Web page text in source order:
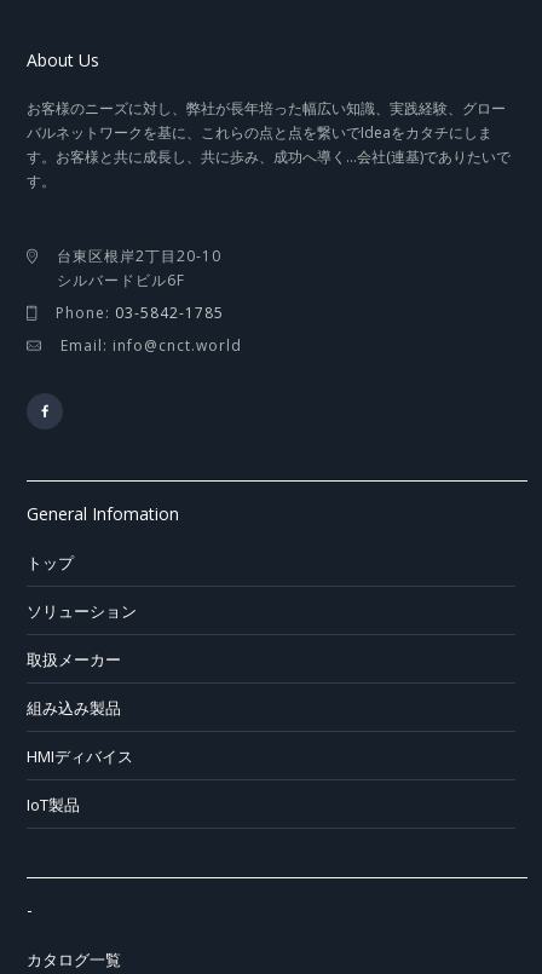
About Us
お客様のニーズに対し、弊社が長年培った幅広い知識、実践経験、グロー
バルネットワークを基に、これらの点と点を繋いでIdeaをカタチにしま
す。お客様と共に成長し、共に歩み、成功へ導く…会社(連基)でありたいで
す。
台東区根岸2丁目20-10
シルバードビル6F
Phone: 03-5842-1785
Email: info@cnct.world
General Infomation
トップ
ソリューション
取扱メーカー
組み込み製品
HMIディバイス
IoT製品
-
カタログ一覧